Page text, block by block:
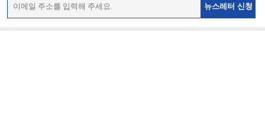
뉴스레터 신청